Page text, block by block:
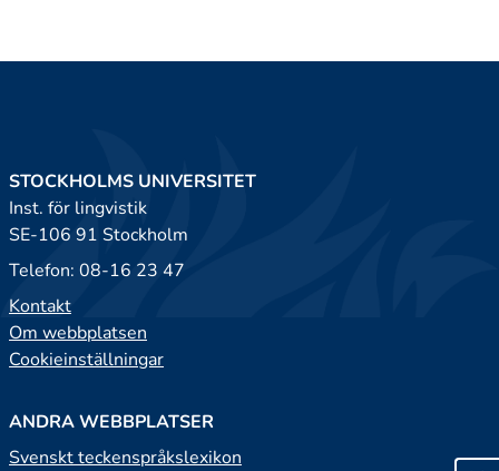
STOCKHOLMS UNIVERSITET
Inst. för lingvistik
SE-106 91 Stockholm
Telefon: 08-16 23 47
Kontakt
Om webbplatsen
Cookieinställningar
ANDRA WEBBPLATSER
Svenskt teckenspråkslexikon